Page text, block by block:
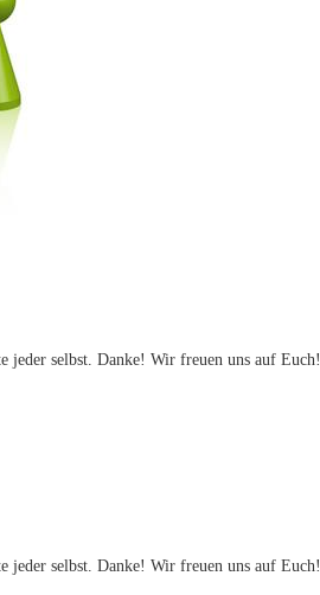
jeder selbst. Danke! Wir freuen uns auf Euch!
jeder selbst. Danke! Wir freuen uns auf Euch!